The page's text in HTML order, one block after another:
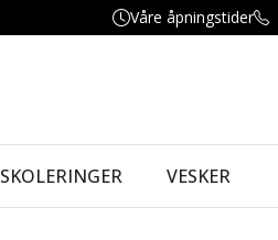
Våre åpningstider
SKOLERINGER VESKER